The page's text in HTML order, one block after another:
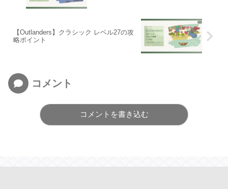
【Outlanders】クラシック レベル27の攻
略ポイント
コメント
コメントを書き込む